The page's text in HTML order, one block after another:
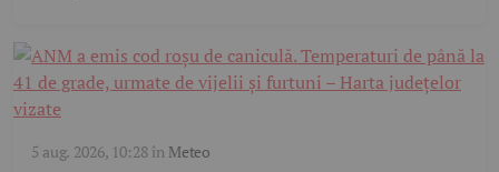
5 aug. 2026, 10:28în Meteo